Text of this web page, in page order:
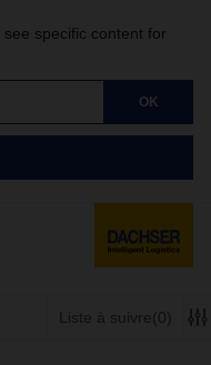
specific content for
OK
Liste à suivre(0)